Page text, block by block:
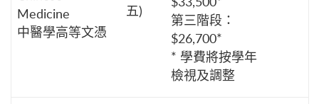
Medicine
中醫學高等文憑
五)
第三階段：
$26,700*
* 學費將按學年
檢視及調整